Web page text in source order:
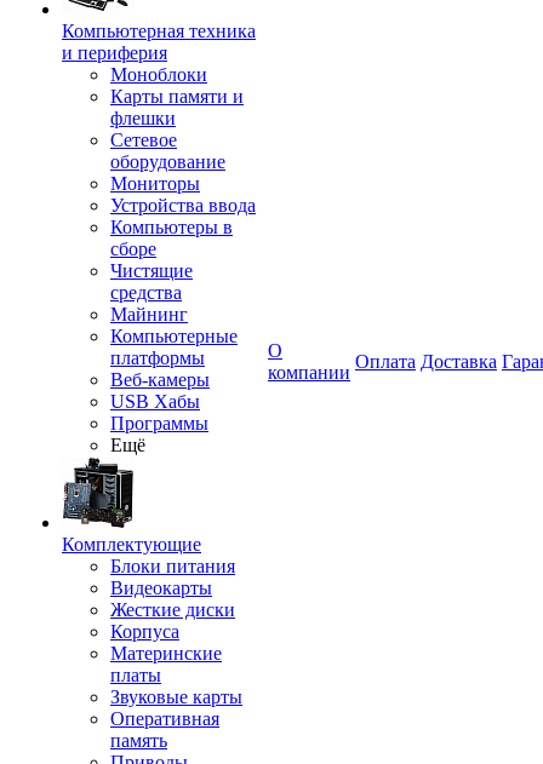
Компьютерная техника
и периферия
Моноблоки
Карты памяти и
флешки
Сетевое
оборудование
Мониторы
Устройства ввода
Компьютеры в
сборе
Чистящие
средства
Майнинг
Компьютерные
платформы
Веб-камеры
USB Хабы
Программы
Ещё
Комплектующие
Блоки питания
Видеокарты
Жесткие диски
Корпуса
Материнские
платы
Звуковые карты
Оперативная
память
О
компании
Оплата Доставка